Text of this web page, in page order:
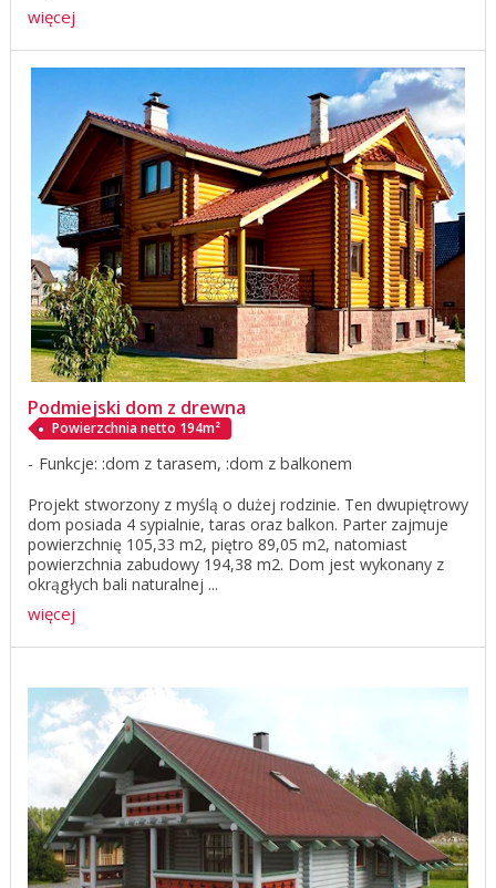
więcej
Podmiejski dom z drewna
Powierzchnia netto 194m²
Funkcje: :dom z tarasem, :dom z balkonem
Projekt stworzony z myślą o dużej rodzinie. Ten dwupiętrowy
dom posiada 4 sypialnie, taras oraz balkon. Parter zajmuje
powierzchnię 105,33 m2, piętro 89,05 m2, natomiast
powierzchnia zabudowy 194,38 m2. Dom jest wykonany z
okrągłych bali naturalnej ...
więcej